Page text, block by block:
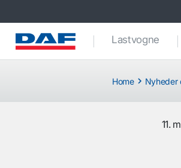
Lastvogne
Home Nyheder
11.